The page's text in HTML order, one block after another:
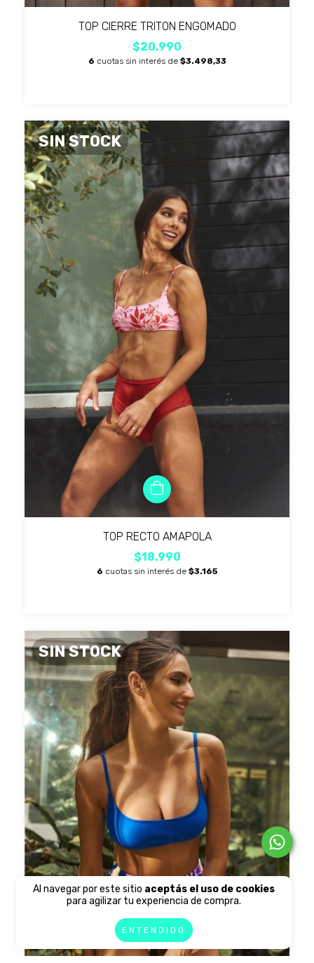
Al navegar por este sitio aceptás el uso de cookies
para agilizar tu experiencia de compra.
ENTENDIDO
TOP CIERRE TRITON ENGOMADO
$20.990
6 cuotas sin interés de $3.498,33
SIN STOCK
TOP RECTO AMAPOLA
$18.990
6 cuotas sin interés de $3.165
SIN STOCK